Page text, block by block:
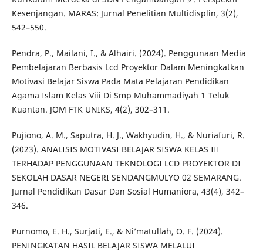
Kesenjangan. MARAS: Jurnal Penelitian Multidisplin, 3(2),
542–550.
Pendra, P., Mailani, I., & Alhairi. (2024). Penggunaan Media
Pembelajaran Berbasis Lcd Proyektor Dalam Meningkatkan
Motivasi Belajar Siswa Pada Mata Pelajaran Pendidikan
Agama Islam Kelas Viii Di Smp Muhammadiyah 1 Teluk
Kuantan. JOM FTK UNIKS, 4(2), 302–311.
Pujiono, A. M., Saputra, H. J., Wakhyudin, H., & Nuriafuri, R.
(2023). ANALISIS MOTIVASI BELAJAR SISWA KELAS III
TERHADAP PENGGUNAAN TEKNOLOGI LCD PROYEKTOR DI
SEKOLAH DASAR NEGERI SENDANGMULYO 02 SEMARANG.
Jurnal Pendidikan Dasar Dan Sosial Humaniora, 43(4), 342–
346.
Purnomo, E. H., Surjati, E., & Ni’matullah, O. F. (2024).
PENINGKATAN HASIL BELAJAR SISWA MELALUI